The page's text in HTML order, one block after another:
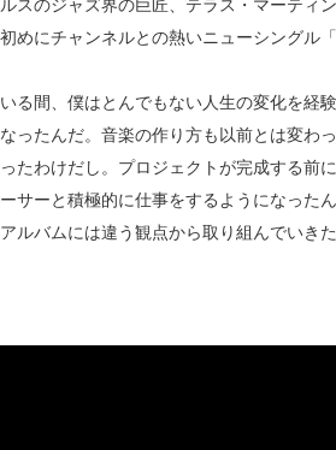
めにチャンネルとの熱いニューシングル「
る間、僕はとんでもない人生の変化を経
ったんだ。音楽の作り方も以前とは変わ
たわけだし。プロジェクトが完成する前
サーと積極的に仕事をするようになった
ルバムには違う観点から取り組んでいき